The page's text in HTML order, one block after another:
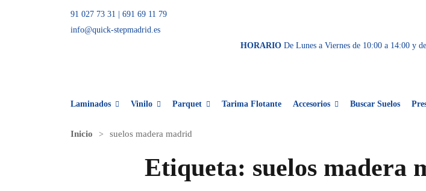
91 027 73 31
691 69 11 79
info@quick-stepmadrid.es
HORARIO De Lunes a Viernes de 10:00 a 14:00 y
Laminados Vinilo Parquet Tarima Flotante Accesorios Buscar Suelos
Inicio suelos madera madrid
Etiqueta: suelos madera